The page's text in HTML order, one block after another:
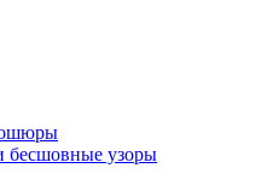
бесшовные узоры